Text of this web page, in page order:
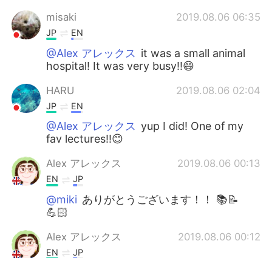
misaki 2019.08.06 06:35
JP EN
@Alex アレックス it was a small animal
hospital! It was very busy!!😄
HARU 2019.08.06 02:04
JP EN
@Alex アレックス yup I did! One of my
fav lectures!!😊
Alex アレックス 2019.08.06 00:13
EN JP
@miki ありがとうございます！！ 📚📝
💪🏻
Alex アレックス 2019.08.06 00:12
EN JP